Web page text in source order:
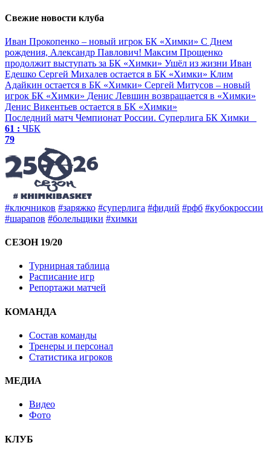
Свежие новости клуба
Иван Прокопенко – новый игрок БК «Химки» С Днем
рождения, Александр Павлович! Максим Прощенко
продолжит выступать за БК «Химки» Ушёл из жизни Иван
Едешко Сергей Михалев остается в БК «Химки» Клим
Адайкин остается в БК «Химки» Сергей Митусов – новый
игрок БК «Химки» Денис Левшин возвращается в «Химки»
Денис Викентьев остается в БК «Химки»
Последний матч Чемпионат России. Суперлига БК Химки
61 : ЧБК
79
#ключников #заряжко #суперлига #фидий #рфб #кубокроссии
#шарапов #болельщики #химки
СЕЗОН 19/20
Турнирная таблица
Расписание игр
Репортажи матчей
КОМАНДА
Состав команды
Тренеры и персонал
Статистика игроков
МЕДИА
Видео
Фото
КЛУБ